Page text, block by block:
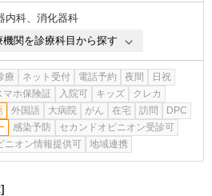
内科、 消化器科
機関を診療科目から探す
療 ネット受付 電話予約 夜間
日祝
マホ保険証 入院可 キッズ
クレカ
外国語 大病院 がん 在宅 訪問
DPC
感染予防
セカンドオピニオン受診可
ニオン情報提供可
地域連携